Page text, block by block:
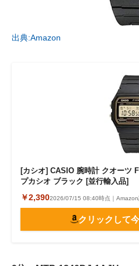
出典:Amazon
[カシオ] CASIO 腕時計 クオーツ
プカシオ ブラック [並行輸入品]
￥2,3902026/07/15 08:40時点｜Amazon
クリックして